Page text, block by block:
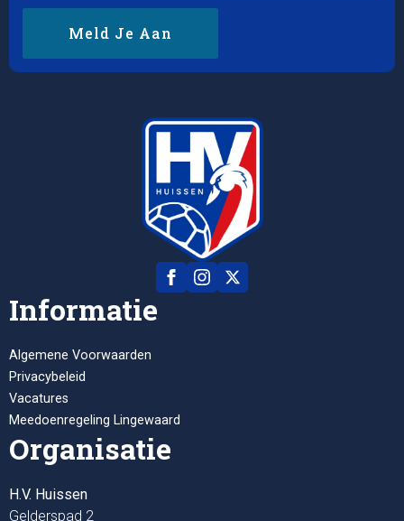
Meld Je Aan
Informatie
Algemene Voorwaarden
Privacybeleid
Vacatures
Meedoenregeling Lingewaard
Organisatie
H.V. Huissen
Gelderspad 2